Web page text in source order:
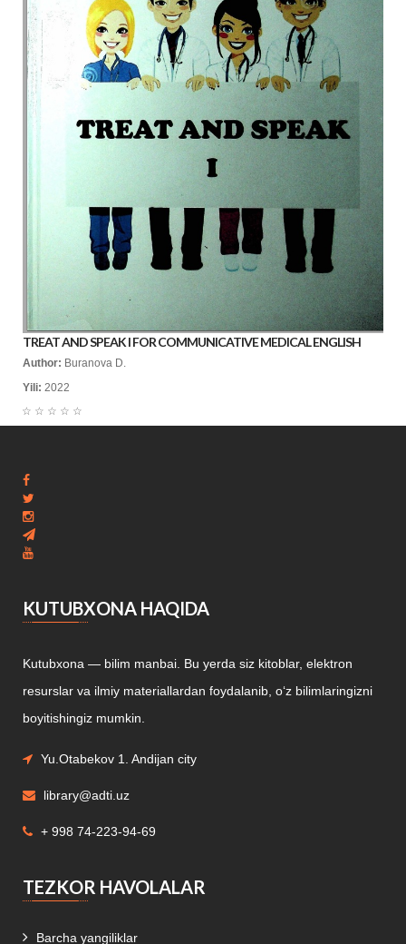
TREAT AND SPEAK I FOR COMMUNICATIVE MEDICAL ENGLISH
Author: Buranova D.
Yili: 2022
☆
☆
☆
☆
☆
KUTUBXONA HAQIDA
Kutubxona — bilim manbai. Bu yerda siz kitoblar, elektron
resurslar va ilmiy materiallardan foydalanib, o‘z bilimlaringizni
boyitishingiz mumkin.
Yu.Otabekov 1. Andijan city
library@adti.uz
+ 998 74-223-94-69
TEZKOR HAVOLALAR
Barcha yangiliklar